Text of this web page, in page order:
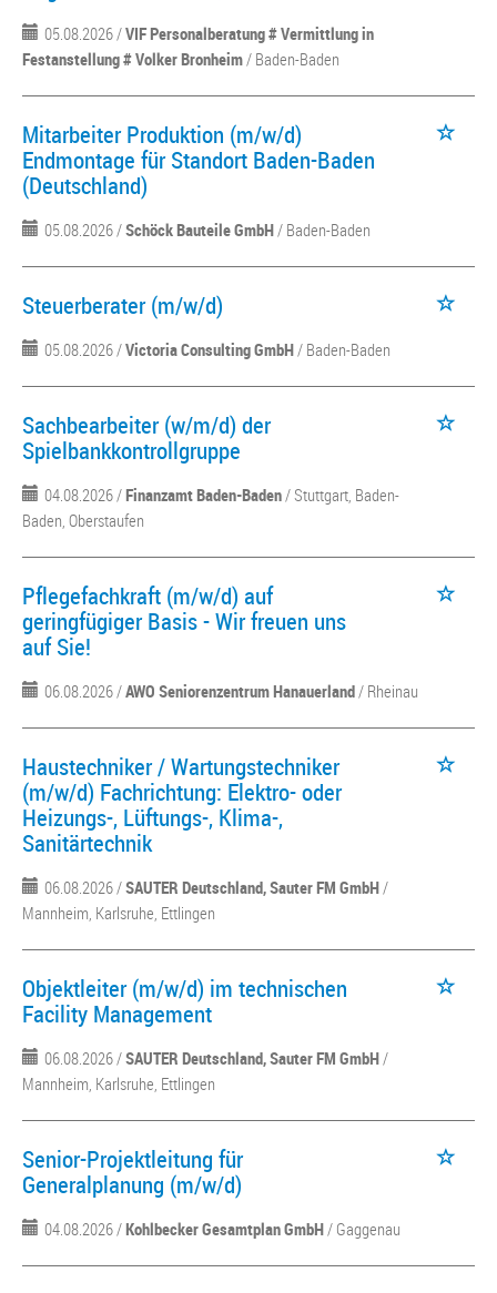
05.08.2026 /VIF Personalberatung # Vermittlung in
Festanstellung # Volker Bronheim/ Baden-Baden
Mitarbeiter Produktion (m/w/d)
Endmontage für Standort Baden-Baden
(Deutschland)
05.08.2026 /Schöck Bauteile GmbH/ Baden-Baden
Steuerberater (m/w/d)
05.08.2026 /Victoria Consulting GmbH/ Baden-Baden
Sachbearbeiter (w/m/d) der
Spielbankkontrollgruppe
04.08.2026 /Finanzamt Baden-Baden/ Stuttgart, Baden-
Baden, Oberstaufen
Pflegefachkraft (m/w/d) auf
geringfügiger Basis - Wir freuen uns
auf Sie!
06.08.2026 /AWO Seniorenzentrum Hanauerland/ Rheinau
Haustechniker / Wartungstechniker
(m/w/d) Fachrichtung: Elektro- oder
Heizungs-, Lüftungs-, Klima-,
Sanitärtechnik
06.08.2026 /SAUTER Deutschland, Sauter FM GmbH/
Mannheim, Karlsruhe, Ettlingen
Objektleiter (m/w/d) im technischen
Facility Management
06.08.2026 /SAUTER Deutschland, Sauter FM GmbH/
Mannheim, Karlsruhe, Ettlingen
Senior-Projektleitung für
Generalplanung (m/w/d)
04.08.2026 /Kohlbecker Gesamtplan GmbH/ Gaggenau